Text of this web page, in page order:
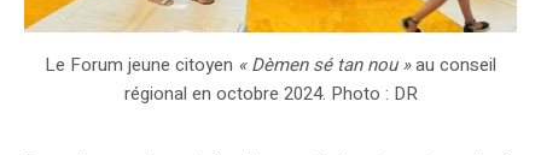
Le Forum jeune citoyen « Dèmen sé tan nou »au conseil
régional en octobre 2024. Photo : DR